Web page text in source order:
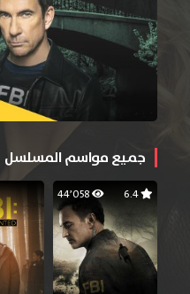
جميع مواسم المسلسل